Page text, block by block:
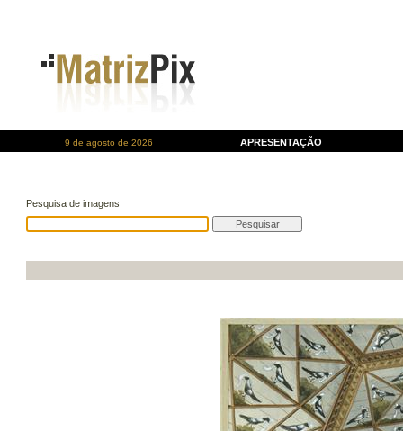
9 de agosto de 2026 APRESENTAÇÃO
Pesquisa de imagens